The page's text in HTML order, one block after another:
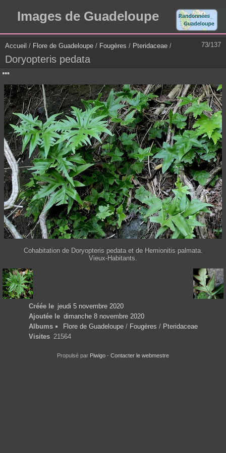
Images de Guadeloupe
73/137
Accueil / Flore de Guadeloupe / Fougères / Pteridaceae /
Doryopteris pedata
Cohabitation de Doryopteris pedata et de Hemionitis palmata.
Vieux-Habitants.
Créée le jeudi 5 novembre 2020
Ajoutée le dimanche 8 novembre 2020
Albums
Flore de Guadeloupe/ Fougères / Pteridaceae
Visites 21564
Propulsé par Piwigo - Contacter le webmestre